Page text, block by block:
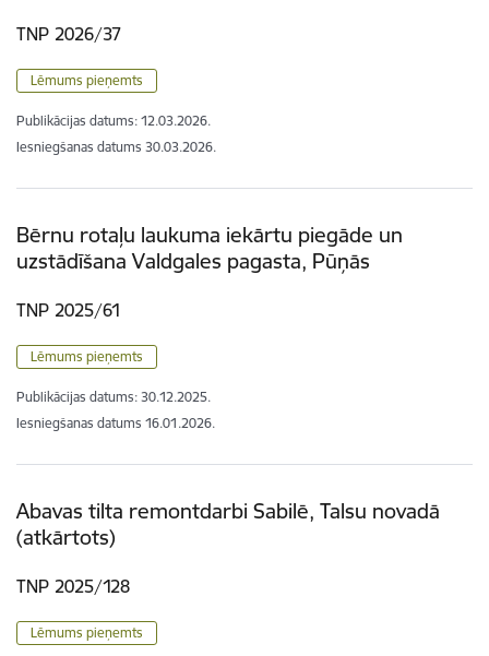
TNP 2026/37
Lēmums pieņemts
Publikācijas datums: 12.03.2026.
Iesniegšanas datums 30.03.2026.
Bērnu rotaļu laukuma iekārtu piegāde un
uzstādīšana Valdgales pagasta, Pūņās
TNP 2025/61
Lēmums pieņemts
Publikācijas datums: 30.12.2025.
Iesniegšanas datums 16.01.2026.
Abavas tilta remontdarbi Sabilē, Talsu novadā
(atkārtots)
TNP 2025/128
Lēmums pieņemts